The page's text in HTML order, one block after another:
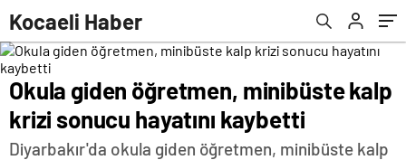
Kocaeli Haber
Okula giden öğretmen, minibüste kalp
krizi sonucu hayatını kaybetti
Diyarbakır'da okula giden öğretmen, minibüste kalp